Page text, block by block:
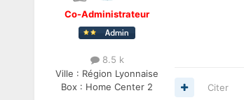
Co-Administrateur
8.5 k
Ville : Région Lyonnaise
Box : Home Center 2 Citer